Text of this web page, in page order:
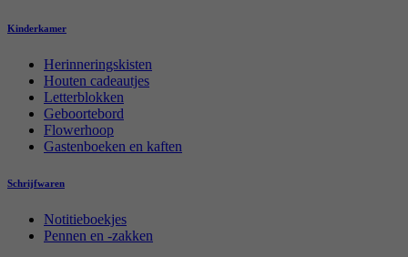
Kinderkamer
Herinneringskisten
Houten cadeautjes
Letterblokken
Geboortebord
Flowerhoop
Gastenboeken en kaften
Schrijfwaren
Notitieboekjes
Pennen en -zakken